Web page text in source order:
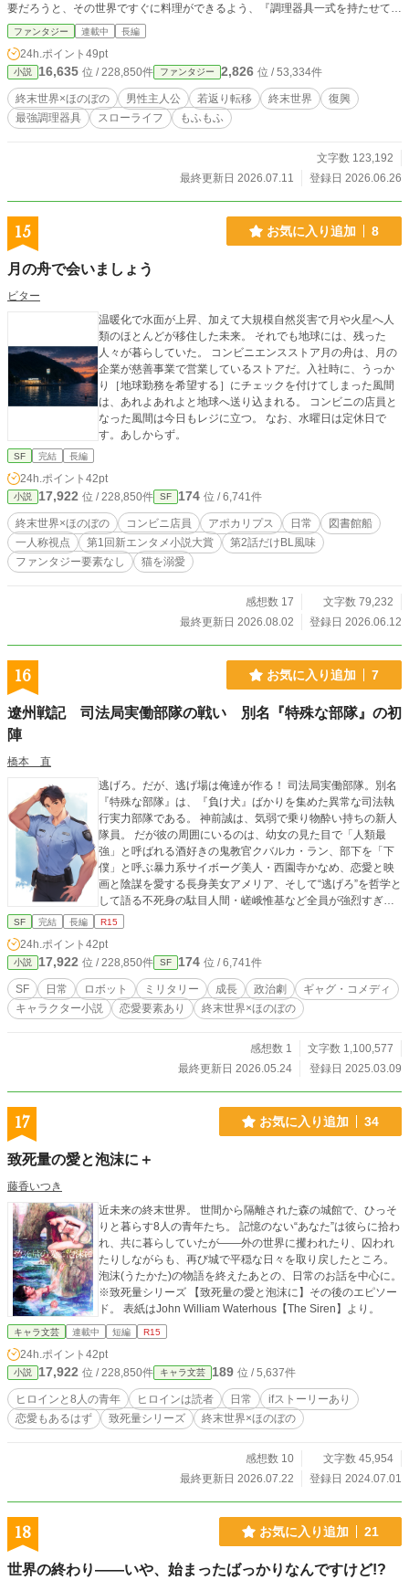
要だろうと、その世界ですぐに料理ができるよう、『調理器具一式を持たせてく
れるなら』という条件で、異世界へ行くことを了承する。……神が優希へ託した
希望の大きさを知らずに。 そうしていざ転移した優希だったが、転移早々問題
が発生。転移先は予定していた街の近くではなく、荒れ果てた森の中。さらには
中学生くらいまで若返っており、優希は予想外の出来事に動揺してしまう。 し
かし、その動揺も長くは続かず。優希は持ち前の穏やかで前向きな性格で、すぐ
に現状を受け入れると、まずは住む場所を確保。 それから枯れた土地に種を蒔
き、魔獣と契約しながら、まさかの力を秘めた調理器具を駆使し、新たな生活を
で、ほのぼのスローライフを送りながら、世界を復興していく。
ファンタジー 連載中 長編
24h.ポイント 49pt
小説 16,635 位 / 228,850件 ファンタジー 2,826 位 / 53,334件
終末世界×ほのぼの 男性主人公 若返り転移 終末世界
復興
最強調理器具
スローライフ もふもふ
文字数 123,192
最終更新日 2026.07.11
登録日 2026.06.26
15 お気に入り追加 8
月の舟で会いましょう
ビター
温暖化で水面が上昇、加えて大規模自然災害で月や火星へ人
類のほとんどが移住した未来。 それでも地球には、残った
人々が暮らしていた。 コンビニエンスストア月の舟は、月の
企業が慈善事業で営業しているストアだ。入社時に、うっか
り［地球勤務を希望する］にチェックを付けてしまった風間
は、あれよあれよと地球へ送り込まれる。 コンビニの店員と
なった風間は今日もレジに立つ。 なお、水曜日は定休日で
す。あしからず。
SF 完結 長編
24h.ポイント 42pt
小説 17,922 位 / 228,850件 SF 174 位 / 6,741件
終末世界×ほのぼの コンビニ店員 アポカリプス 日常
図書館船
一人称視点
第1回新エンタメ小説大賞
第2話だけBL風味
ファンタジー要素なし
猫を溺愛
感想数 17
文字数 79,232
最終更新日 2026.08.02
登録日 2026.06.12
16 お気に入り追加 7
遼州戦記 司法局実働部隊の戦い 別名『特殊な部隊』の初
陣
橋本 直
逃げろ。だが、逃げ場は俺達が作る！ 司法局実働部隊。別名
『特殊な部隊』は、『負け犬』ばかりを集めた異常な司法執
行実力部隊である。 神前誠は、気弱で乗り物酔い持ちの新人
隊員。 だが彼の周囲にいるのは、幼女の見た目で「人類最
強」と呼ばれる酒好きの鬼教官クバルカ・ラン、部下を「下
僕」と呼ぶ暴力系サイボーグ美人・西園寺かなめ、恋愛と映
画と陰謀を愛する長身美女アメリア、そして“逃げろ”を哲学と
して語る不死身の駄目人間・嵯峨惟基など全員が強烈すぎる
連中ばかり。 配属直後から濃いキャラに圧倒される誠。 舞台
した巨大文明圏。法術、機動兵器シュツルム・パンツァー、
不死人、超国家組織、地球圏の超富裕層、崩壊寸前の帝国思
想……1980年代日本の空気感を残した東和共和国を中心に、
無数の国家と思想がぶつかり合う。 主人公は戦うが、その目
的は「勝利」ではなく「敗北」に耐えて生きるため。 英雄に
る最強の法術師『廃帝ハド』に対し、『特殊な部隊』は「誰
酒、恋愛、哲学……その全部をぶち込んで、それでも最後に
は「この連中と生きていたい」と思わせる、新時代の泥臭い
SF 完結 長編 R15
24h.ポイント 42pt
小説 17,922 位 / 228,850件 SF 174 位 / 6,741件
SF 日常 ロボット ミリタリー 成長 政治劇
ギャグ・コメディ
キャラクター小説
恋愛要素あり 終末世界×ほのぼの
感想数 1
文字数 1,100,577
最終更新日 2026.05.24
登録日 2025.03.09
17 お気に入り追加 34
致死量の愛と泡沫に＋
藤香いつき
近未来の終末世界。 世間から隔離された森の城館で、ひっそ
りと暮らす8人の青年たち。 記憶のない“あなた”は彼らに拾わ
れ、共に暮らしていたが——外の世界に攫われたり、囚われ
たりしながらも、再び城で平穏な日々を取り戻したところ。
泡沫(うたかた)の物語を終えたあとの、日常のお話を中心に。
※致死量シリーズ 【致死量の愛と泡沫に】その後のエピソー
ド。 表紙はJohn William Waterhous【The Siren】より。
キャラ文芸 連載中 短編 R15
24h.ポイント 42pt
小説 17,922 位 / 228,850件 キャラ文芸 189 位 / 5,637件
ヒロインと8人の青年 ヒロインは読者 日常
ifストーリーあり
恋愛もあるはず
致死量シリーズ 終末世界×ほのぼの
感想数 10
文字数 45,954
最終更新日 2026.07.22
登録日 2024.07.01
18 お気に入り追加 21
世界の終わり――いや、始まったばっかりなんですけど!?